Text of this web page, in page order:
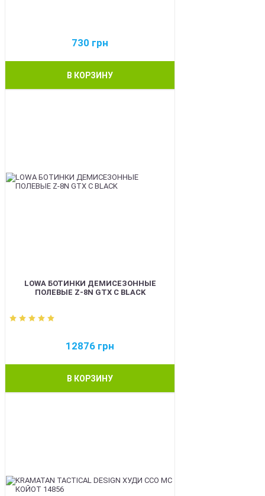
730 грн
В КОРЗИНУ
LOWA БОТИНКИ ДЕМИСЕЗОННЫЕ
ПОЛЕВЫЕ Z-8N GTX C BLACK
12876 грн
В КОРЗИНУ